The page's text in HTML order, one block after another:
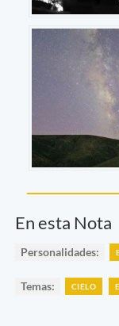
En esta Nota
Personalidades:
Temas: CIELO